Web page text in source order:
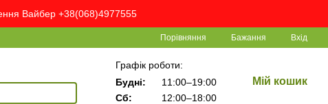
Вайбер +38(068)4977555
Порівняння Бажання Вхід
Графік роботи:
Будні:
11:00–19:00
Сб:
12:00–18:00
Мій кошик